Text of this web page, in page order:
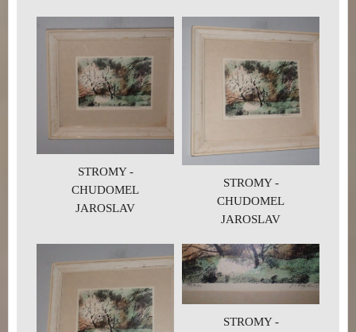
STROMY -
CHUDOMEL
JAROSLAV
STROMY -
CHUDOMEL
JAROSLAV
STROMY -